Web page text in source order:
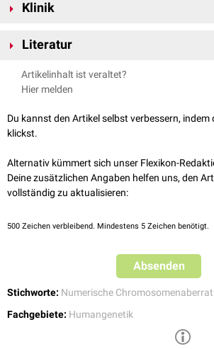
Eizellemit einem
Klinik
Plazenta, wobei der
nicht vereinbar.
Literatur
"Basiswissen Humangenetik" - Christian P.
Zschocke, Springer-Verlag, 2. Auflage
Artikelinhalt ist veraltet?
Hier melden
Du kannst den Artikel selbst verbessern, indem
klickst.
Alternativ kümmert sich unser Flexikon-
Deine zusätzlichen Angaben helfen uns, den
vollständig zu aktualisieren:
500 Zeichen verbleibend. Mindestens 5 Zeichen benötigt.
Absenden
Stichworte: Numerische
Fachgebiete: Humangenetik